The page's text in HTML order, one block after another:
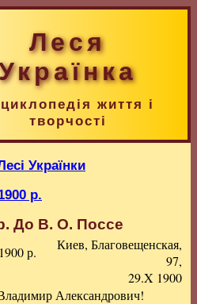
Леся
життя і
творчості
Українки
р.
До В. О. Поссе
р.
Киев, Благовещенская,
97,
29.X 1900
Александрович!